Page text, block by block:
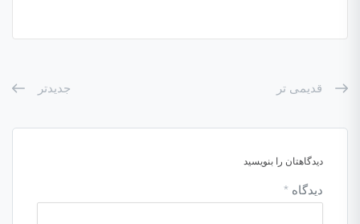
قدیمی تر جدیدتر
دیدگاهتان را بنویسید
دیدگاه *